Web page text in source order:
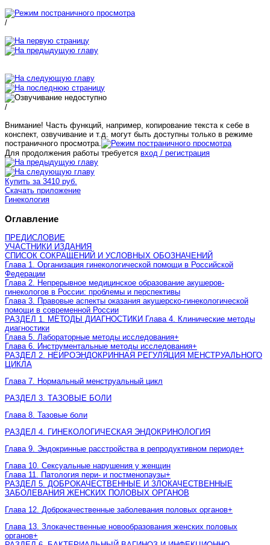
/
/
Внимание! Часть функций, например, копирование текста к себе в
конспект, озвучивание и т.д. могут быть доступны только в режиме
постраничного просмотра.
Для продолжения работы требуется вход / регистрация
Купить за 3410 руб.
Скачать приложение
Гинекология
Оглавление
ПРЕДИСЛОВИЕ
УЧАСТНИКИ ИЗДАНИЯ
СПИСОК СОКРАЩЕНИЙ И УСЛОВНЫХ ОБОЗНАЧЕНИЙ
Глава 1. Организация гинекологической помощи в Российской
Федерации
Глава 2. Непрерывное медицинское образование акушеров-
гинекологов в России: проблемы и перспективы
Глава 3. Правовые аспекты оказания акушерско-гинекологической
помощи в современной России
РАЗДЕЛ 1. МЕТОДЫ ДИАГНОСТИКИ Глава 4. Клинические методы
диагностики
Глава 5. Лабораторные методы исследования+
Глава 6. Инструментальные методы исследования+
РАЗДЕЛ 2. НЕИРОЭНДОКРИННАЯ РЕГУЛЯЦИЯ МЕНСТРУАЛЬНОГО
ЦИКЛА
Глава 7. Нормальный менструальный цикл
РАЗДЕЛ 3. ТАЗОВЫЕ БОЛИ
Глава 8. Тазовые боли
РАЗДЕЛ 4. ГИНЕКОЛОГИЧЕСКАЯ ЭНДОКРИНОЛОГИЯ
Глава 9. Эндокринные расстройства в репродуктивном периоде+
Глава 10. Сексуальные нарушения у женщин
Глава 11. Патология пери- и постменопаузы+
РАЗДЕЛ 5. ДОБРОКАЧЕСТВЕННЫЕ И ЗЛОКАЧЕСТВЕННЫЕ
ЗАБОЛЕВАНИЯ ЖЕНСКИХ ПОЛОВЫХ ОРГАНОВ
Глава 12. Доброкачественные заболевания половых органов+
Глава 13. Злокачественные новообразования женских половых
органов+